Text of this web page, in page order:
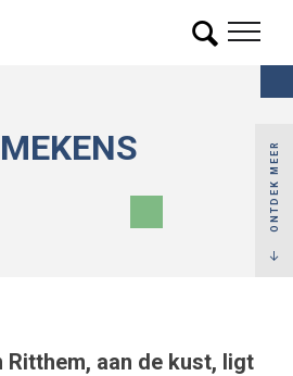
ONTDEK MEER
Ritthem, aan de kust, ligt